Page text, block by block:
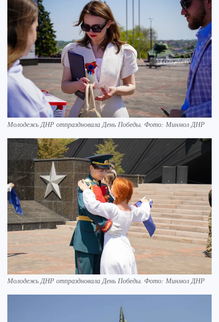
Молодежь ДНР отпраздновала День Победы. Фото: Минмол ДНР
Молодежь ДНР отпраздновала День Победы. Фото: Минмол ДНР